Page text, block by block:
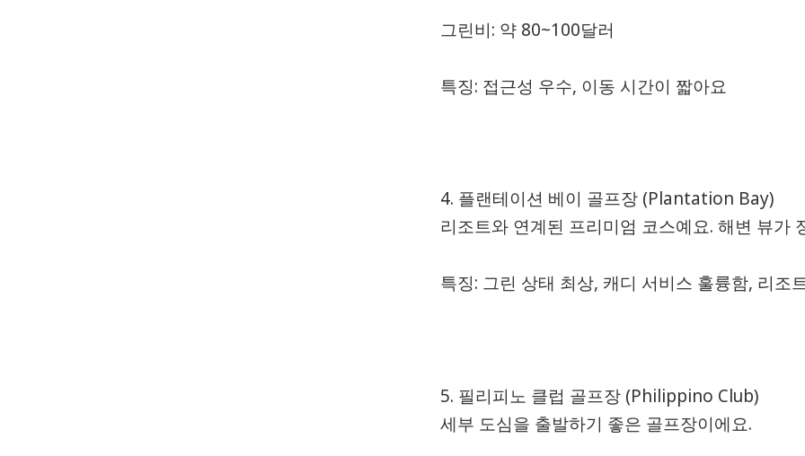
그린비: 약 80~100달러
특징: 접근성 우수, 이동 시간이 짧아요
4. 플랜테이션 베이 골프장 (Plantation Bay)
리조트와 연계된 프리미엄 코스예요. 해변 뷰가
특징: 그린 상태 최상, 캐디 서비스 훌륭함, 리조
5. 필리피노 클럽 골프장 (Philippino Club)
세부 도심을 출발하기 좋은 골프장이에요.